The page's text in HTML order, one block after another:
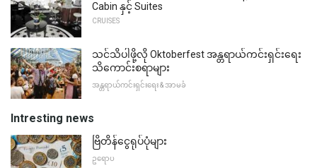
Cabin နှင့် Suites
CRUISES
သင်သိပါဖို့လို Oktoberfest အန္တရာယ်ကင်းရှင်းရေး
သိကောင်းစရာများ
အန္တရာယ်ကင်းရှင်းရေး & အာမခံ
Intresting news
ဗြိတိန်ငွေရုပ်ပုံများ
ဥရောပ